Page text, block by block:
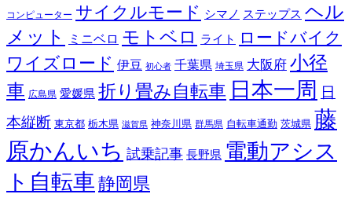
コンピューター サイクルモード シマノ ステップス ヘル
メット
ミニベロ モトベロ ライト
ロードバイク
ワイズロード 伊豆 初心者 千葉県 埼玉県 大阪府 小径
車 広島県 愛媛県 折り畳み自転車 日本一周 日
本縦断 東京都 栃木県 滋賀県 神奈川県 群馬県 自転車通勤 茨城県 藤
原かんいち 試乗記事 長野県 電動アシス
ト自転車 静岡県